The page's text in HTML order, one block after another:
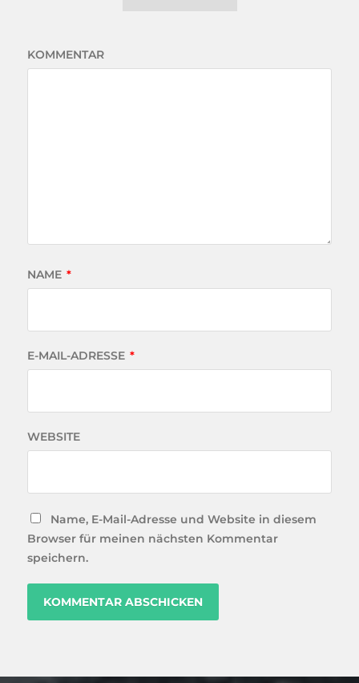
KOMMENTAR
NAME *
E-MAIL-ADRESSE *
WEBSITE
Name, E-Mail-Adresse und Website in diesem
Browser für meinen nächsten Kommentar
speichern.